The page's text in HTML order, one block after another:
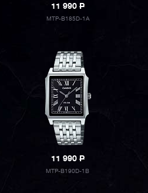
11 990P
MTP-B185D-1A
11 990P
MTP-B190D-1B